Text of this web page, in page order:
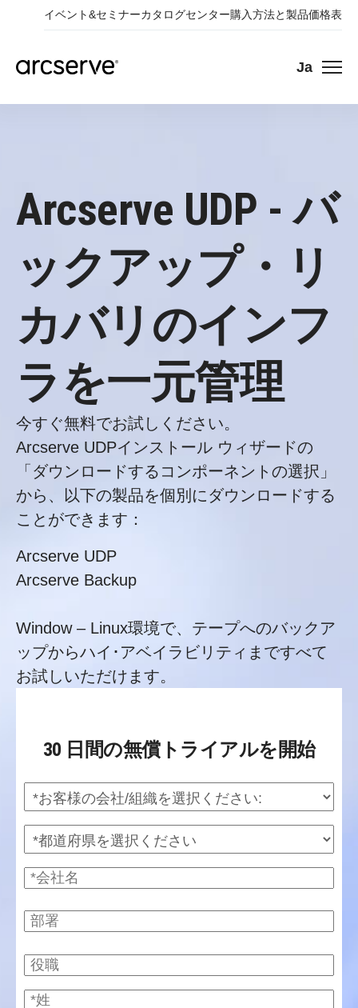
イベント&セミナーカタログセンター購入方法と製品価格表
Ja
Arcserve UDP - バ
ックアップ・リ
カバリのインフ
ラを一元管理
今すぐ無料でお試しください。
Arcserve UDPインストール ウィザードの
「ダウンロードするコンポーネントの選択」
から、以下の製品を個別にダウンロードする
ことができます：
Arcserve UDP
Arcserve Backup
Window – Linux環境で、テープへのバックア
ップからハイ･アベイラビリティまですべて
お試しいただけます。
30 日間の無償トライアルを開始